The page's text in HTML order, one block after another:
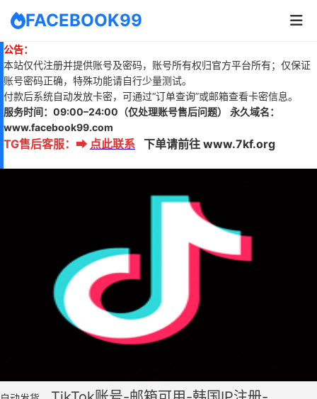
FACEBOOK99
公告：
本站仅代注册并提供账号及密码，账号所有权归官方平台所有；仅保证
账号密码正确，特殊功能请自行少量测试。
付款后系统自动发放卡密，可通过“订单查询”或邮箱查看卡密信息。
服务时间： 09:00–24:00 （仅处理账号售后问题）
永久域名：
www.facebook99.com
TG售后客服： ➡ 点此联系 下单请前往 www.7kf.org